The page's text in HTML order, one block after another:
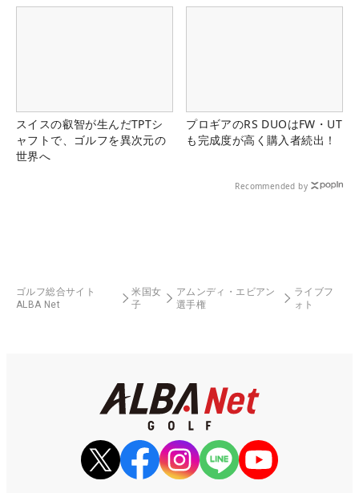
スイスの叡智が生んだTPTシ
ャフトで、ゴルフを異次元の
世界へ
プロギアのRS DUOはFW・UT
も完成度が高く購入者続出！
Recommended by
ゴルフ総合サイト
ALBA Net
米国女
子
アムンディ・エビアン
選手権
ライブフ
ォト